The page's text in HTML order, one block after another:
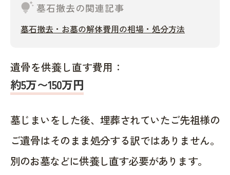
tips_and_updates墓石撤去の関連記事
墓石撤去・お墓の解体費用の相場・処分方法
遺骨を供養し直す費用：
約5万〜150万円
墓じまいをした後、埋葬されていたご先祖様の
ご遺骨はそのまま処分する訳ではありません。
別のお墓などに供養し直す必要があります。